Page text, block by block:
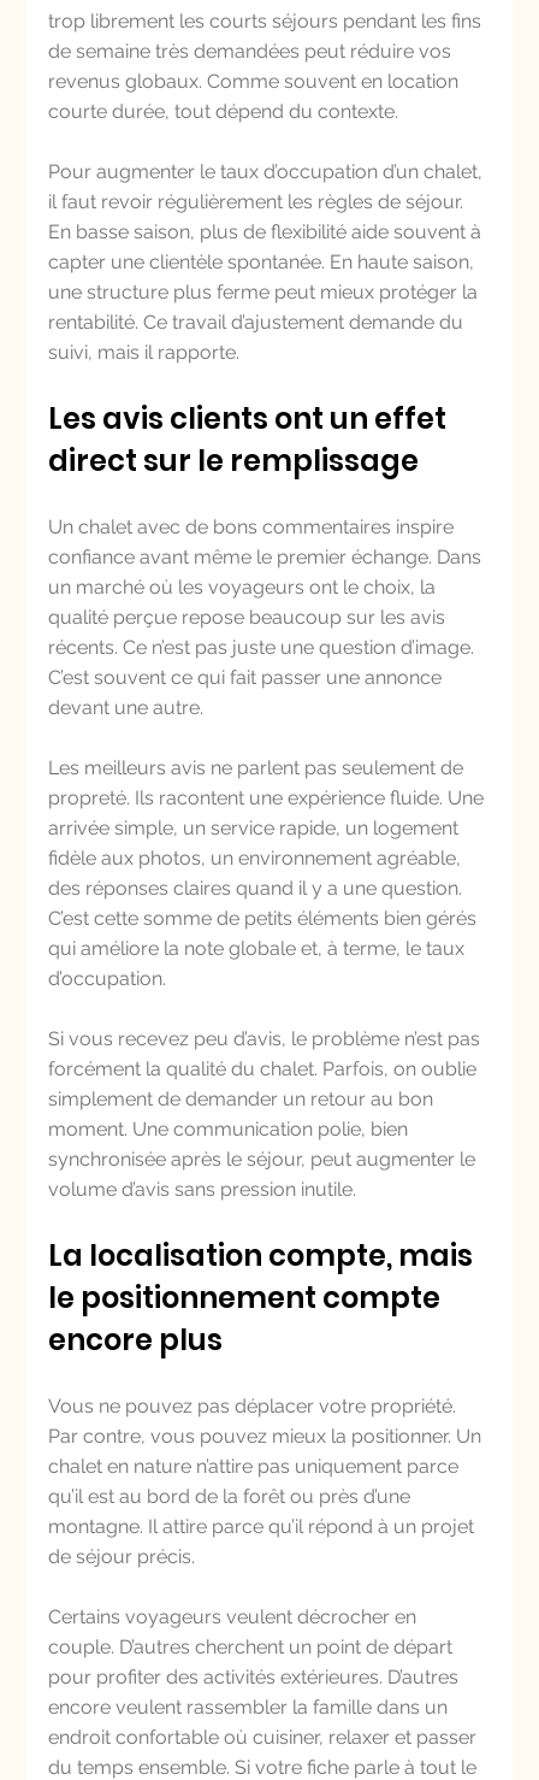
trop librement les courts séjours pendant les fins
de semaine très demandées peut réduire vos
revenus globaux. Comme souvent en location
courte durée, tout dépend du contexte.
Pour augmenter le taux d’occupation d’un chalet,
il faut revoir régulièrement les règles de séjour.
En basse saison, plus de flexibilité aide souvent à
capter une clientèle spontanée. En haute saison,
une structure plus ferme peut mieux protéger la
rentabilité. Ce travail d’ajustement demande du
suivi, mais il rapporte.
Les avis clients ont un effet
direct sur le remplissage
Un chalet avec de bons commentaires inspire
confiance avant même le premier échange. Dans
un marché où les voyageurs ont le choix, la
qualité perçue repose beaucoup sur les avis
récents. Ce n’est pas juste une question d’image.
C’est souvent ce qui fait passer une annonce
devant une autre.
Les meilleurs avis ne parlent pas seulement de
propreté. Ils racontent une expérience fluide. Une
arrivée simple, un service rapide, un logement
fidèle aux photos, un environnement agréable,
des réponses claires quand il y a une question.
C’est cette somme de petits éléments bien gérés
qui améliore la note globale et, à terme, le taux
d’occupation.
Si vous recevez peu d’avis, le problème n’est pas
forcément la qualité du chalet. Parfois, on oublie
simplement de demander un retour au bon
moment. Une communication polie, bien
synchronisée après le séjour, peut augmenter le
volume d’avis sans pression inutile.
La localisation compte, mais
le positionnement compte
encore plus
Vous ne pouvez pas déplacer votre propriété.
Par contre, vous pouvez mieux la positionner. Un
chalet en nature n’attire pas uniquement parce
qu’il est au bord de la forêt ou près d’une
montagne. Il attire parce qu’il répond à un projet
de séjour précis.
Certains voyageurs veulent décrocher en
couple. D’autres cherchent un point de départ
pour profiter des activités extérieures. D’autres
encore veulent rassembler la famille dans un
endroit confortable où cuisiner, relaxer et passer
du temps ensemble. Si votre fiche parle à tout le